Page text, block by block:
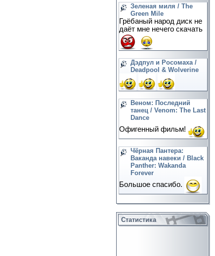
Зеленая миля / The
Green Mile
Грёбаный народ диск не
даёт мне нечего скачать
Дэдпул и Росомаха /
Deadpool & Wolverine
Веном: Последний
танец / Venom: The Last
Dance
Офигенный фильм!
Чёрная Пантера:
Ваканда навеки / Black
Panther: Wakanda
Forever
Большое спасибо.
Статистика